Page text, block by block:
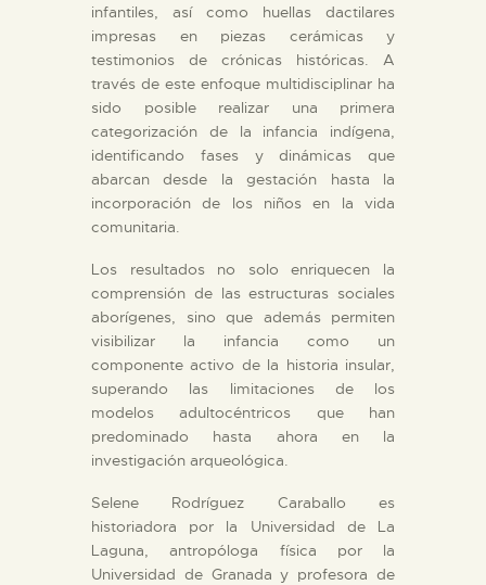
infantiles, así como huellas dactilares
impresas en piezas cerámicas y
testimonios de crónicas históricas. A
través de este enfoque multidisciplinar ha
sido posible realizar una primera
categorización de la infancia indígena,
identificando fases y dinámicas que
abarcan desde la gestación hasta la
incorporación de los niños en la vida
comunitaria.
Los resultados no solo enriquecen la
comprensión de las estructuras sociales
aborígenes, sino que además permiten
visibilizar la infancia como un
componente activo de la historia insular,
superando las limitaciones de los
modelos adultocéntricos que han
predominado hasta ahora en la
investigación arqueológica.
Selene Rodríguez Caraballo es
historiadora por la Universidad de La
Laguna, antropóloga física por la
Universidad de Granada y profesora de